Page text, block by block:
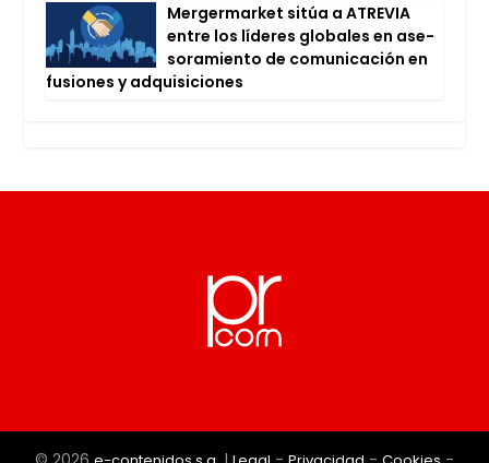
Mer­ger­mar­ket sitúa a ATRE­VIA
entre los líde­res glo­ba­les en ase­
so­ra­mien­to de comu­ni­ca­ción en
fusio­nes y adqui­si­cio­nes